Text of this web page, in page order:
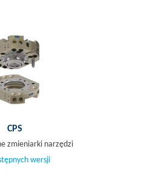
CPS
zmieniarki narzędzi
wersji